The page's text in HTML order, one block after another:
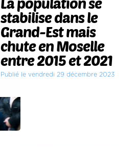
stabilise dans le
Grand-Est mais
chute en Moselle
entre 2015 et 2021
Publié le vendredi 29 décembre 2023